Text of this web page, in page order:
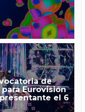
de
Eurovisión
el 6